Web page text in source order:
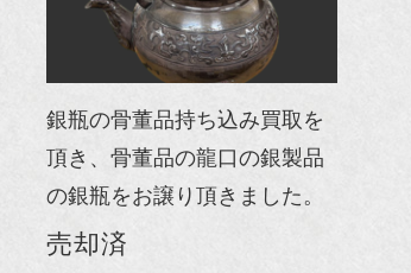
銀瓶の骨董品持ち込み買取を
頂き、骨董品の龍口の銀製品
の銀瓶をお譲り頂きました。
売却済